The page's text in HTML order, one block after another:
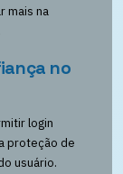
mais na
no
login
proteção de
usuário.